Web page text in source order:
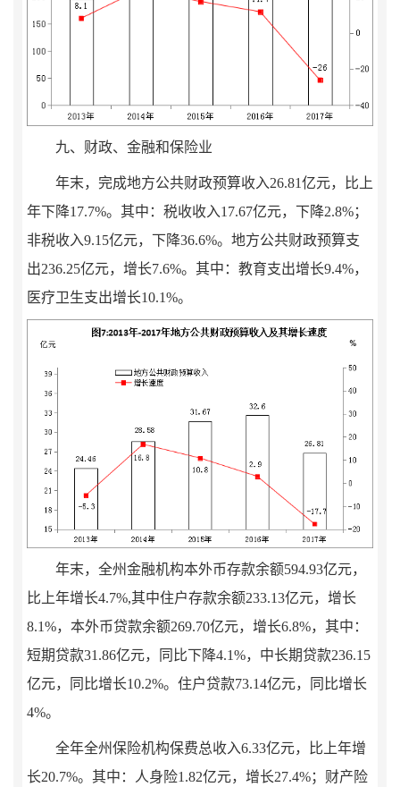
九、财政、金融和保险业
年末，完成地方公共财政预算收入26.81亿元，比上
年下降17.7%。其中：税收收入17.67亿元， 下降2.8%；
非税收入9.15亿元， 下降36.6%。地方公共财政预算支
出236.25亿元，增长7.6%。其中：教育支出增长9.4%，
医疗卫生支出增长10.1%。
年末，全州金融机构本外币存款余额594.93亿元，
比上年增长4.7%,其中住户存款余额233.13亿元，增长
8.1%，本外币贷款余额269.70亿元，增长6.8%，其中：
短期贷款31.86亿元，同比下降4.1%，中长期贷款236.1 5
亿元，同比增长10.2%。住户贷款73.14亿元，同比增长
4%。
全年全州保险机构保费总收入6.33亿元，比上年增
长20.7%。其中：人身险1.82亿元， 增长27.4%；财产险